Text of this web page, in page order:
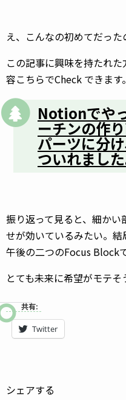
え、こんなの初めてだった
この記事に興味を持たれ
容こちらでCheck できます。
Notionでや
ーチンの作
パーツに分
ついれまし
振り返って見ると、細か
せが効いているみたい。
午後の二つのFocus Block
とても未来に希望がモテそ
共有:
Twitter
シェアする